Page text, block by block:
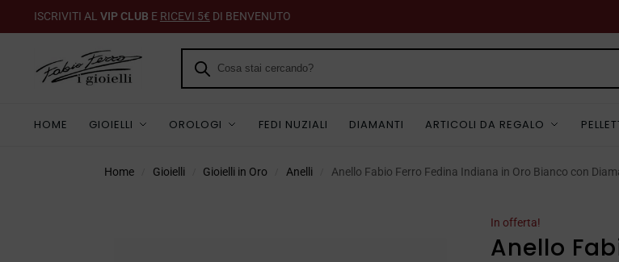
ISCRIVITI AL VIP CLUB E RICEVI 5€ DI BENVENUTO
HOME GIOIELLI OROLOGI FEDI NUZIALI DIAMANTI ARTICOLI DA REGALO
Home Gioielli Gioielli in Oro Anelli Anello Fabio Ferro Fedina Indiana in Oro Bianco con
In offerta!
Anello